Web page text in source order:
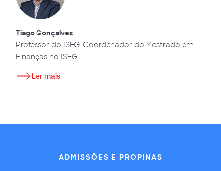
Tiago Gonçalves
Professor do ISEG. Coordenador do Mestrado em
Finanças no ISEG
Ler mais
ADMISSÕES E PROPINAS